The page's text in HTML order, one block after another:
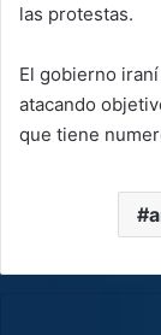
las protestas.
El gobierno
atacando
que tiene